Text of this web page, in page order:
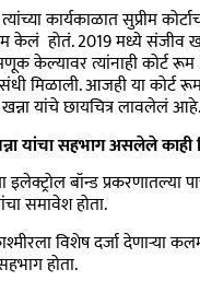
कार्यकाळात सुप्रीम
केलं होतं. 2019 मध्ये संजीव
केल्यावर त्यांनाही कोर्ट
मिळाली. आजही या कोर्ट
यांचे छायचित्र लावलेलं आहे.
यांचा सहभाग असलेले काही
बॉन्ड प्रकरणातल्या
समावेश होता.
विशेष दर्जा देणाऱ्या
होता.